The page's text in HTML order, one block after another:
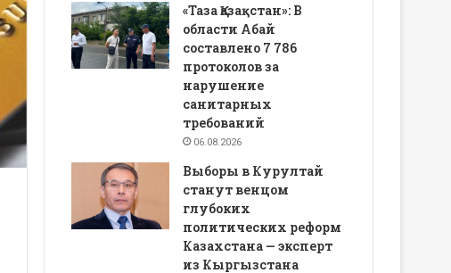
«Таза Қазақстан»: В
области Абай
составлено 7 786
протоколов за
нарушение
санитарных
требований
06.08.2026
Выборы в Курултай
станут венцом
глубоких
политических реформ
Казахстана — эксперт
из Кыргызстана